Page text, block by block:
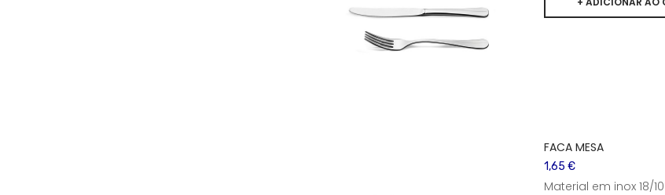
FACA MESA
1,65 €
Material em inox 18/